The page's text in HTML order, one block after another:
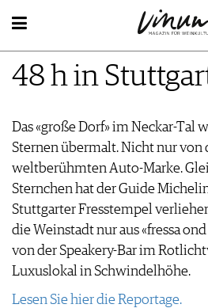
WEIN
WEINSUCHE
WINZER
WEINE DES MONATS
TRINKREIFETABELLE
UNIQUE WINERIES
CLUB LES DOMAINES
WEINWISSEN
WEINLEXIKON
WEINGESCHICHTE
WEINLAGERUNG
INFOGRAFIKEN
TIPPS & TRICKS
NEWS
EVENTS
EVENTKALENDER
AWARDS
EVENT-BILDER
FOOD PAIRING TIPPS
KULINARIK
HOTSPOTS
WEINREISEN
MAGAZIN
REPORTAGEN
DOSSIER
WINEGUIDES
KLARTEXT
EXTRAS
MEDIATHEK
APPS
VIDEOS
48 h in
Das «große Dorf» im Neckar-Tal
Sternen übermalt. Nicht nur von
weltberühmten Auto-Marke.
Sternchen hat der Guide
Stuttgarter Fresstempel
die Weinstadt nur aus «fressa
von der Speakery-Bar im
Luxuslokal in Schwindelhöhe.
Lesen Sie hier die Reportage.